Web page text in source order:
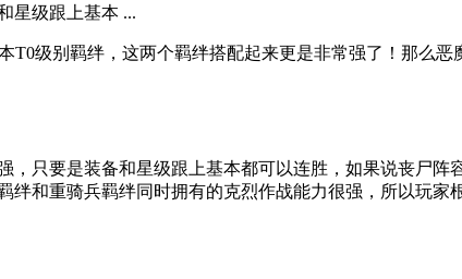
星级跟上基本 ...
T0级别羁绊，这两个羁绊搭配起来更是非常强了！那么恶
，只要是装备和星级跟上基本都可以连胜，如果说丧尸
绊和重骑兵羁绊同时拥有的克烈作战能力很强，所以玩